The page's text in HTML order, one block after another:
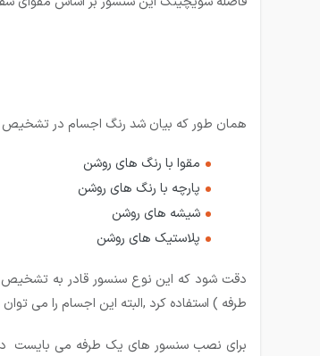
همان طور که بیان شد رنگ اجسام در تشخیص
مقوا با رنگ های روشن
پارچه با رنگ های روشن
شیشه های روشن
پلاستیک های روشن
دقت شود که این نوع سنسور قادر به تشخیص
طرفه ) استفاده کرد ,البته این اجسام را می
برای نصب سنسور های یک طرفه می بایست